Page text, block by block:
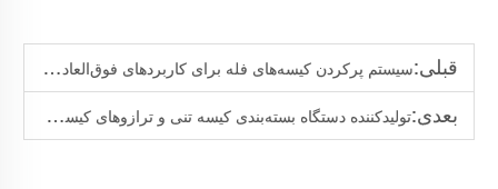
قبلی:سیستم پرکردن کیسه‌های فله برای کاربردهای فوق‌العاده سنگین
بعدی:تولیدکننده دستگاه بسته‌بندی کیسه تنی و ترازوهای کیسه جامبو